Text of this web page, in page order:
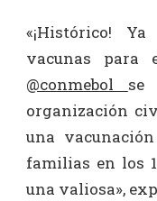
«¡Histórico!
vacunas para
@conmebol se
organización
una
familias en los
una valiosa»,